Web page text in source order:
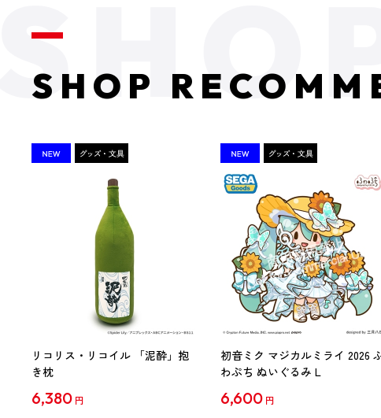
SHOP
リコリス・リコイル 「泥酔」抱
き枕
6,380 円
初音ミク マジカルミライ 2026
わぷち ぬいぐるみ L
6,600 円